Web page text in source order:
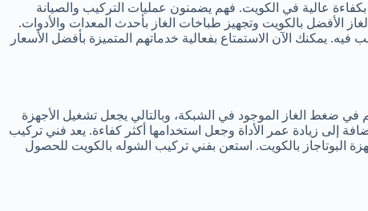
بكفاءة عالية في الكويت. فهم يضمنون عمليات التركيب والصيانة
الأفضل بالكويت وتجهيز طباخات الغاز بأحدث المعدات والأدوات.
أي وقت ترغب فيه. يمكنك الآن الاستمتاع بفعالية خدماتهم المتميزة بأفضل الأسعار
في ضغط الغاز الموجود في الشبكة، وبالتالي يجعل تشغيل الأجهزة
إلى زيادة عمر الأداة وجعل استخدامها أكثر كفاءة. يعد فني تركيب
البوتاجاز بالكويت. استعن بفني تركيب الشوله بالكويت للحصول